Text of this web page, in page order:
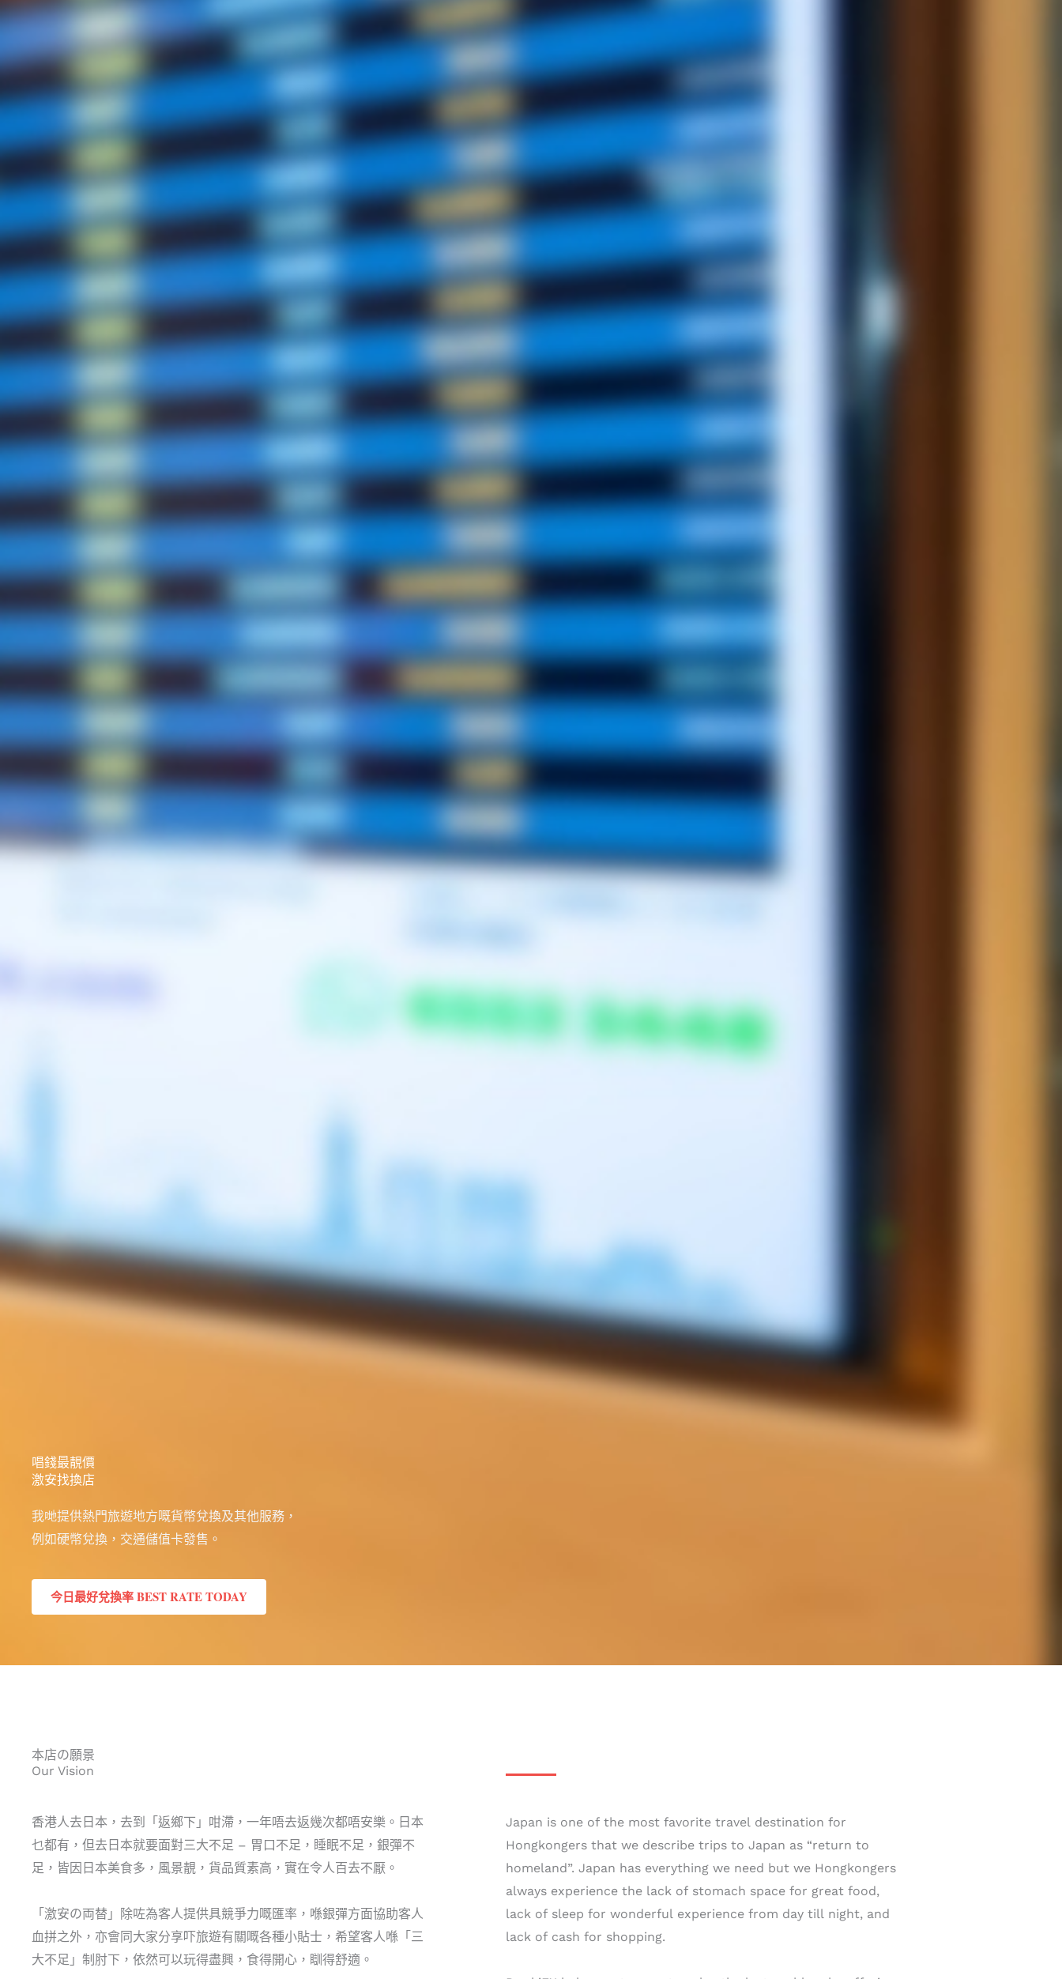
唱錢最靚價
激安找換店
我哋提供熱門旅遊地方嘅貨幣兌換及其他服務，
例如硬幣兌換，交通儲值卡發售。
今日最好兌換率 BEST RATE TODAY
本店の願景
Our Vision
香港人去日本，去到「返鄉下」咁滯，一年唔去返幾次都唔安樂。日本
乜都有，但去日本就要面對三大不足 – 胃口不足，睡眠不足，銀彈不
足，皆因日本美食多，風景靚，貨品質素高，實在令人百去不厭。
「激安の両替」除咗為客人提供具競爭力嘅匯率，喺銀彈方面協助客人
血拼之外，亦會同大家分享吓旅遊有關嘅各種小貼士，希望客人喺「三
大不足」制肘下，依然可以玩得盡興，食得開心，瞓得舒適。
Japan is one of the most favorite travel destination for
Hongkongers that we describe trips to Japan as “return to
homeland”. Japan has everything we need but we Hongkongers
always experience the lack of stomach space for great food,
lack of sleep for wonderful experience from day till night, and
lack of cash for shopping.